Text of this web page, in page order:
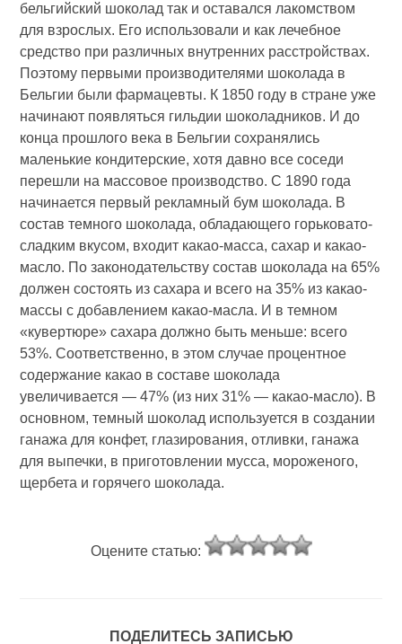
бельгийский шоколад так и оставался лакомством
для взрослых. Его использовали и как лечебное
средство при различных внутренних расстройствах.
Поэтому первыми производителями шоколада в
Бельгии были фармацевты. К 1850 году в стране уже
начинают появляться гильдии шоколадников. И до
конца прошлого века в Бельгии сохранялись
маленькие кондитерские, хотя давно все соседи
перешли на массовое производство. С 1890 года
начинается первый рекламный бум шоколада. В
состав темного шоколада, обладающего горьковато-
сладким вкусом, входит какао-масса, сахар и какао-
масло. По законодательству состав шоколада на 65%
должен состоять из сахара и всего на 35% из какао-
массы с добавлением какао-масла. И в темном
«кувертюре» сахара должно быть меньше: всего
53%. Соответственно, в этом случае процентное
содержание какао в составе шоколада
увеличивается — 47% (из них 31% — какао-масло). В
основном, темный шоколад используется в создании
ганажа для конфет, глазирования, отливки, ганажа
для выпечки, в приготовлении мусса, мороженого,
щербета и горячего шоколада.
Оцените статью:
ПОДЕЛИТЕСЬ ЗАПИСЬЮ